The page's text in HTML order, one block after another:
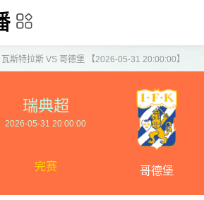
瓦斯特拉斯 VS 哥德堡 【2026-05-31 20:00:00】
瑞典超
2026-05-31 20:00:00
完赛 哥德堡